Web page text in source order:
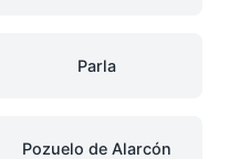
Parla
Pozuelo de Alarcón